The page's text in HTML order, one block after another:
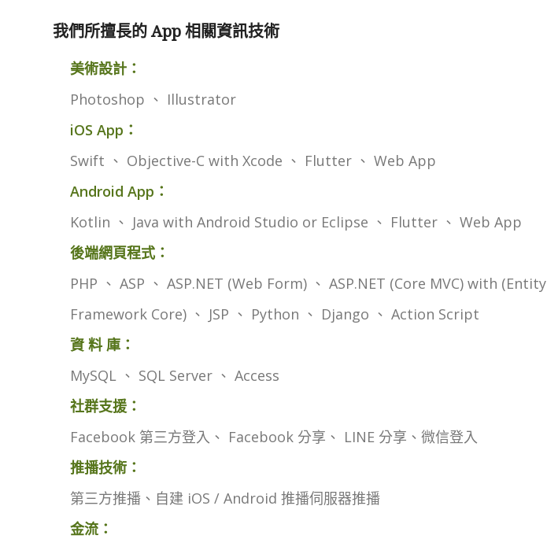
我們所擅長的 App 相關資訊技術
美術設計：
Photoshop 、 Illustrator
iOS App：
Swift 、 Objective-C with Xcode 、 Flutter 、 Web App
Android App：
Kotlin 、 Java with Android Studio or Eclipse 、 Flutter 、 Web App
後端網頁程式：
PHP 、 ASP 、 ASP.NET (Web Form) 、 ASP.NET (Core MVC) with (Entity
Framework Core) 、 JSP 、 Python 、 Django 、 Action Script
資 料 庫：
MySQL 、 SQL Server 、 Access
社群支援：
Facebook 第三方登入、 Facebook 分享、 LINE 分享、微信登入
推播技術：
第三方推播、自建 iOS / Android 推播伺服器推播
金流：